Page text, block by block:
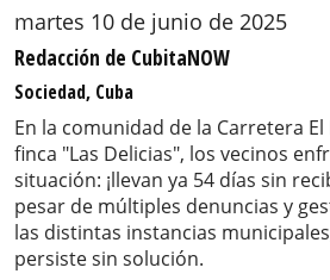
martes 10 de junio de 2025
Redacción de CubitaNOW
Sociedad, Cuba
En la comunidad de la Carretera
finca "Las Delicias", los vecinos
situación: ¡llevan ya 54 días sin
pesar de múltiples denuncias y
las distintas instancias
persiste sin solución.